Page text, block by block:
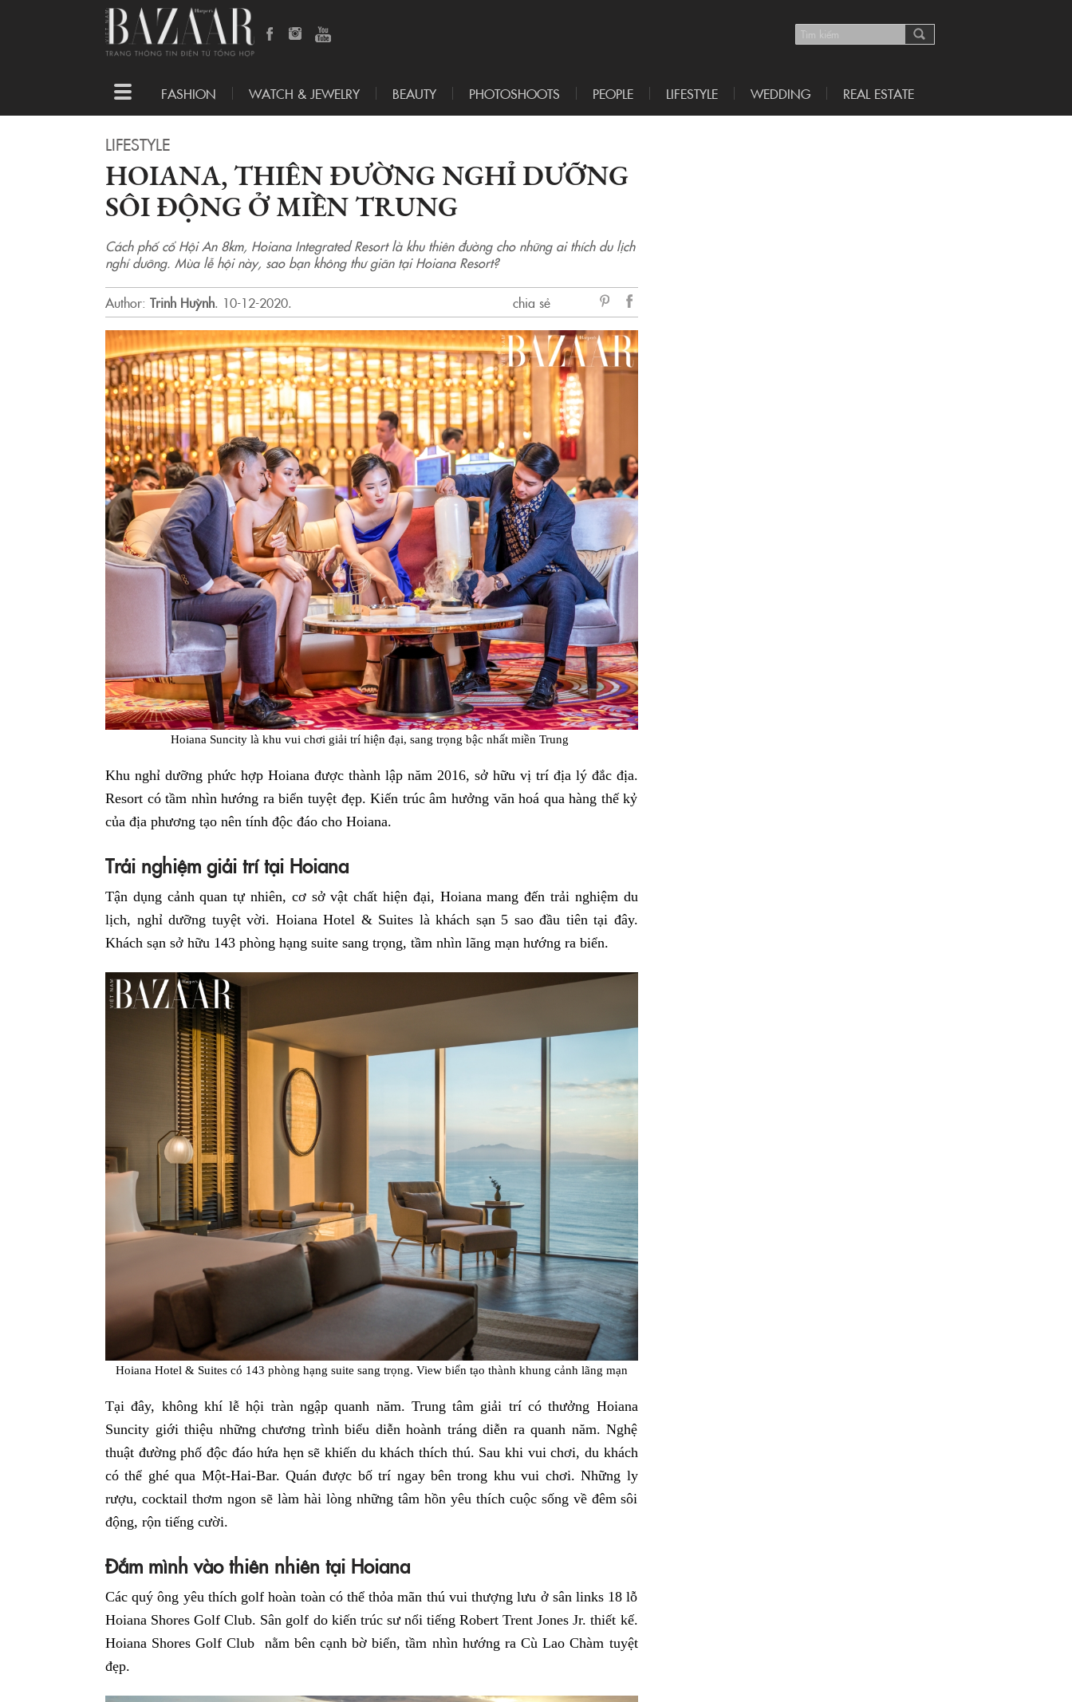
Toggle
navigation
FASHION WATCH & JEWELRY BEAUTY PHOTOSHOOTS PEOPLE LIFESTYLE WEDDING REAL ESTATE
LIFESTYLE
HOIANA, THIÊN ĐƯỜNG NGHỈ DƯỠNG
SÔI ĐỘNG Ở MIỀN TRUNG
Cách phố cổ Hội An 8km, Hoiana Integrated Resort là khu thiên đường cho những ai thích du lịch
nghỉ dưỡng. Mùa lễ hội này, sao bạn không thư giãn tại Hoiana Resort?
Author: Trinh Huỳnh. 10-12-2020.
chia sẻ
Facebook
Hoiana Suncity là khu vui chơi giải trí hiện đại, sang trọng bậc nhất miền Trung
Khu nghỉ dưỡng phức hợp Hoiana được thành lập năm 2016, sở hữu vị trí địa lý đắc địa.
Resort có tầm nhìn hướng ra biển tuyệt đẹp. Kiến trúc âm hưởng văn hoá qua hàng thế kỷ
của địa phương tạo nên tính độc đáo cho Hoiana.
Trải nghiệm giải trí tại Hoiana
Tận dụng cảnh quan tự nhiên, cơ sở vật chất hiện đại, Hoiana mang đến trải nghiệm du
lịch, nghỉ dưỡng tuyệt vời. Hoiana Hotel & Suites là khách sạn 5 sao đầu tiên tại đây.
Khách sạn sở hữu 143 phòng hạng suite sang trọng, tầm nhìn lãng mạn hướng ra biển.
Hoiana Hotel & Suites có 143 phòng hạng suite sang trọng. View biển tạo thành khung cảnh lãng mạn
Tại đây, không khí lễ hội tràn ngập quanh năm. Trung tâm giải trí có thưởng Hoiana
Suncity giới thiệu những chương trình biểu diễn hoành tráng diễn ra quanh năm. Nghệ
thuật đường phố độc đáo hứa hẹn sẽ khiến du khách thích thú. Sau khi vui chơi, du khách
có thể ghé qua Một-Hai-Bar. Quán được bố trí ngay bên trong khu vui chơi. Những ly
rượu, cocktail thơm ngon sẽ làm hài lòng những tâm hồn yêu thích cuộc sống về đêm sôi
động, rộn tiếng cười.
Đắm mình vào thiên nhiên tại Hoiana
Các quý ông yêu thích golf hoàn toàn có thể thỏa mãn thú vui thượng lưu ở sân links 18 lỗ
Hoiana Shores Golf Club. Sân golf do kiến trúc sư nổi tiếng Robert Trent Jones Jr. thiết kế.
Hoiana Shores Golf Club nằm bên cạnh bờ biển, tầm nhìn hướng ra Cù Lao Chàm tuyệt
đẹp.